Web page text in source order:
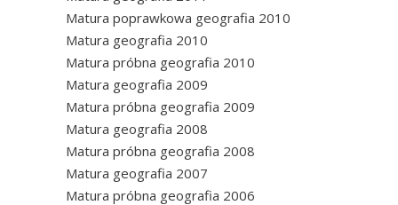
Matura poprawkowa geografia 2010
Matura geografia 2010
Matura próbna geografia 2010
Matura geografia 2009
Matura próbna geografia 2009
Matura geografia 2008
Matura próbna geografia 2008
Matura geografia 2007
Matura próbna geografia 2006